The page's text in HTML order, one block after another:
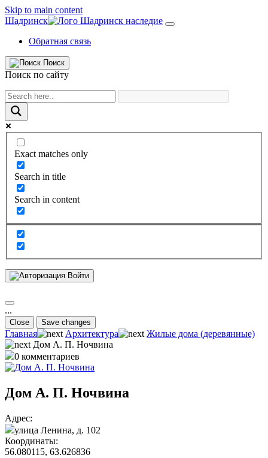
Skip to main content
Шадринск
Обратная связь
Поиск
Поиск по сайту
Exact matches only
Search in title
Search in content
Войти
...
Close Save changes
Главная Архитектура
Жилые дома (деревянные)
Дом А. П. Ночвина
0 комментариев
Дом А. П. Ночвина
Адрес:
улица Ленина, д. 102
Координаты:
56.080115, 63.626836